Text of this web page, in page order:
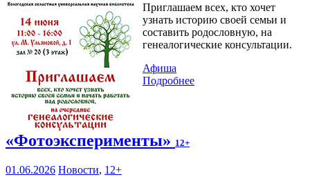
Приглашаем всех, кто хочет
узнать историю своей семьи и
составить родословную, на
генеалогические консультации.
Афиша
Подробнее
«Фотоэксперименты» 12+
01.06.2026 Новости, 12+